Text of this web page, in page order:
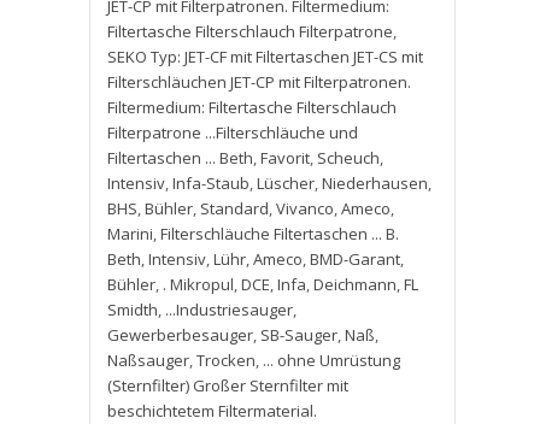
JET-CP mit Filterpatronen. Filtermedium:
Filtertasche Filterschlauch Filterpatrone,
SEKO Typ: JET-CF mit Filtertaschen JET-CS mit
Filterschläuchen JET-CP mit Filterpatronen.
Filtermedium: Filtertasche Filterschlauch
Filterpatrone ...Filterschläuche und
Filtertaschen ... Beth,Favorit, Scheuch,
Intensiv,Infa-Staub,Lüscher,Niederhausen,
BHS,Bühler, Standard,Vivanco,Ameco,
Marini,Filterschläuche Filtertaschen ... B.
Beth,Intensiv,Lühr,Ameco,BMD-Garant,
Bühler, . Mikropul,DCE,Infa,Deichmann,FL
Smidth, ...Industriesauger,
Gewerberbesauger, SB-Sauger,Naß,
Naßsauger,Trocken, ... ohne Umrüstung
(Sternfilter) Großer Sternfilter mit
beschichtetem Filtermaterial.